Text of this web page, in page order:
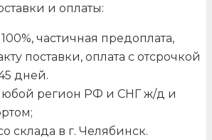
и оплаты:
частичная предоплата,
поставки, оплата с отсрочкой
дней.
регион РФ и СНГ ж/д и
склада в г. Челябинск.